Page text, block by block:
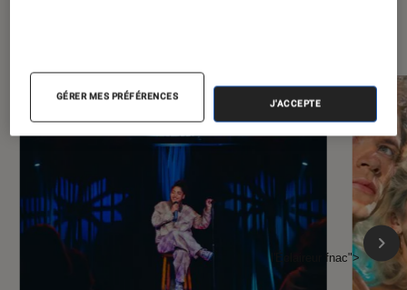
l'Éclaireur fnac">
GÉRER MES PRÉFÉRENCES
J'ACCEPTE